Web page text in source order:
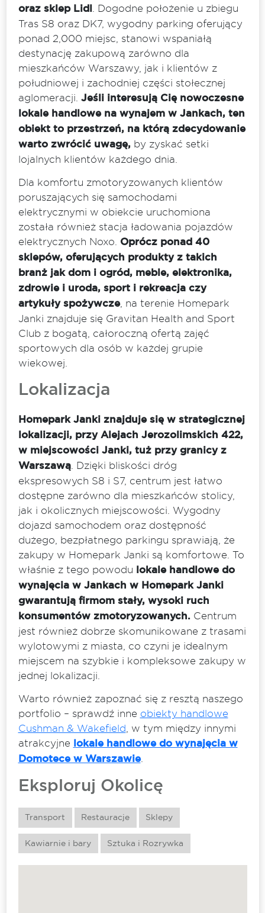
oraz sklep Lidl. Dogodne położenie u zbiegu
Tras S8 oraz DK7, wygodny parking oferujący
ponad 2,000 miejsc, stanowi wspaniałą
destynację zakupową zarówno dla
mieszkańców Warszawy, jak i klientów z
południowej i zachodniej części stołecznej
aglomeracji. Jeśli interesują Cię nowoczesne
lokale handlowe na wynajem w Jankach, ten
obiekt to przestrzeń, na którą zdecydowanie
warto zwrócić uwagę,by zyskać setki
lojalnych klientów każdego dnia.
Dla komfortu zmotoryzowanych klientów
poruszających się samochodami
elektrycznymi w obiekcie uruchomiona
została również stacja ładowania pojazdów
elektrycznych Noxo. Oprócz ponad 40
sklepów, oferujących produkty z takich
branż jak dom i ogród, meble, elektronika,
zdrowie i uroda, sport i rekreacja czy
artykuły spożywcze, na terenie Homepark
Janki znajduje się Gravitan Health and Sport
Club z bogatą, całoroczną ofertą zajęć
sportowych dla osób w każdej grupie
wiekowej.
Lokalizacja
Homepark Janki znajduje się w strategicznej
lokalizacji, przy Alejach Jerozolimskich 422,
w miejscowości Janki, tuż przy granicy z
Warszawą. Dzięki bliskości dróg
ekspresowych S8 i S7, centrum jest łatwo
dostępne zarówno dla mieszkańców stolicy,
jak i okolicznych miejscowości. Wygodny
dojazd samochodem oraz dostępność
dużego, bezpłatnego parkingu sprawiają, że
zakupy w Homepark Janki są komfortowe. To
właśnie z tego powodu lokale handlowe do
wynajęcia w Jankach w Homepark Janki
gwarantują firmom stały, wysoki ruch
konsumentów zmotoryzowanych.Centrum
jest również dobrze skomunikowane z trasami
wylotowymi z miasta, co czyni je idealnym
miejscem na szybkie i kompleksowe zakupy w
jednej lokalizacji.
Warto również zapoznać się z resztą naszego
portfolio – sprawdź inne obiekty handlowe
Cushman & Wakefield , w tym między innymi
atrakcyjne lokale handlowe do wynajęcia w
Domotece w Warszawie.
Eksploruj Okolicę
Transport Restauracje Sklepy
Kawiarnie i bary Sztuka i Rozrywka